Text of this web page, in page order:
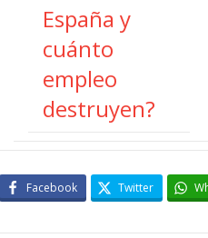
España y
cuánto
empleo
destruyen?
Facebook Twitter